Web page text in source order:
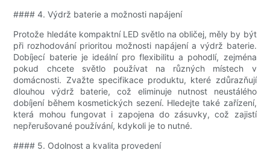
#### 4. Výdrž baterie a možnosti napájení
Protože hledáte kompaktní LED světlo na obličej, měly by být
při rozhodování prioritou možnosti napájení a výdrž baterie.
Dobíjecí baterie je ideální pro flexibilitu a pohodlí, zejména
pokud chcete světlo používat na různých místech v
domácnosti. Zvažte specifikace produktu, které zdůrazňují
dlouhou výdrž baterie, což eliminuje nutnost neustálého
dobíjení během kosmetických sezení. Hledejte také zařízení,
která mohou fungovat i zapojena do zásuvky, což zajistí
nepřerušované používání, kdykoli je to nutné.
#### 5. Odolnost a kvalita provedení